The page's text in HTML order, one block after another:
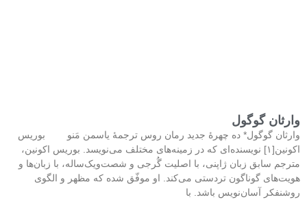
وارثان گوگول
وارثان گوگول* ده چهرۀ جدید رمان روس ترجمۀ یاسمن مَنو بوریس
اکونین[۱] نویسنده‌ای که در زمینه‌های مختلف می‌نویسد. بوریس اکونین،
مترجم سابق زبان ژاپنی، با اصلیت گُرجی و شصت‌و‌یک‌ساله، با زبان‌ها و
هویت‌های گوناگون تردستی می‌کند. او موفّق شده که مظهر و الگوی
روشنفکر آسان‌نویس باشد. با